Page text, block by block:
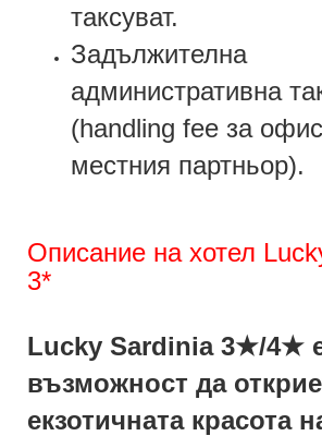
таксуват.
Задължителна
административна
(handling fee за
местния партньор).
Описание на хотел
3*
Lucky Sardinia 3★/4★
възможност да
екзотичната красота